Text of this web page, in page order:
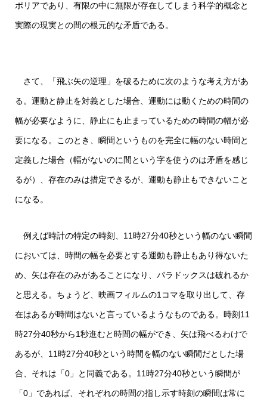
ポリアであり、有限の中に無限が存在してしまう科学的概念と
実際の現実との間の根元的な矛盾である。
さて、「飛ぶ矢の逆理」を破るために次のような考え方があ
る。運動と静止を対義とした場合、運動には動くための時間の
幅が必要なように、静止にも止まっているための時間の幅が必
要になる。このとき、瞬間というものを完全に幅のない時間と
定義した場合（幅がないのに間という字を使うのは矛盾を感じ
るが）、存在のみは措定できるが、運動も静止もできないこと
になる。
例えば時計の特定の時刻、11時27分40秒という幅のない瞬間
においては、時間の幅を必要とする運動も静止もあり得ないた
め、矢は存在のみがあることになり、パラドックスは破れるか
と思える。ちょうど、映画フィルムの1コマを取り出して、存
在はあるが時間はないと言っているようなものである。時刻11
時27分40秒から1秒進むと時間の幅ができ、矢は飛べるわけで
あるが、11時27分40秒という時間を幅のない瞬間だとした場
合、それは「0」と同義である。11時27分40秒という瞬間が
「0」であれば、それぞれの時間の指し示す時刻の瞬間は常に